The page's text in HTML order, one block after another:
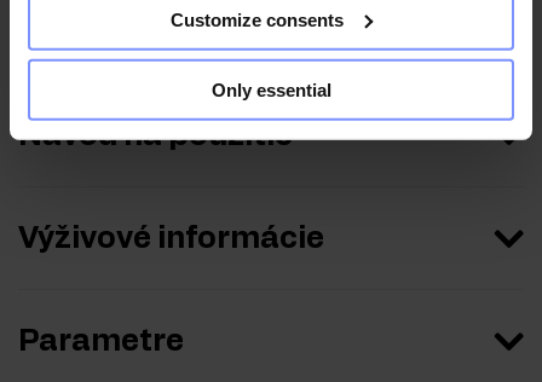
Customize consents
Only essential
Návod na použitie
Výživové informácie
Parametre